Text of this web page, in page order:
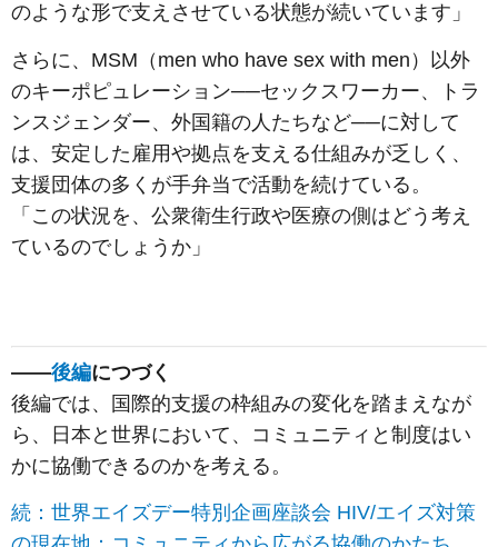
のような形で支えさせている状態が続いています」
さらに、MSM（men who have sex with men）以外
のキーポピュレーション──セックスワーカー、トラ
ンスジェンダー、外国籍の人たちなど──に対して
は、安定した雇用や拠点を支える仕組みが乏しく、
支援団体の多くが手弁当で活動を続けている。
「この状況を、公衆衛生行政や医療の側はどう考え
ているのでしょうか」
――後編につづく
後編では、国際的支援の枠組みの変化を踏まえなが
ら、日本と世界において、コミュニティと制度はい
かに協働できるのかを考える。
続：世界エイズデー特別企画座談会 HIV/エイズ対策
の現在地：コミュニティから広がる協働のかたち